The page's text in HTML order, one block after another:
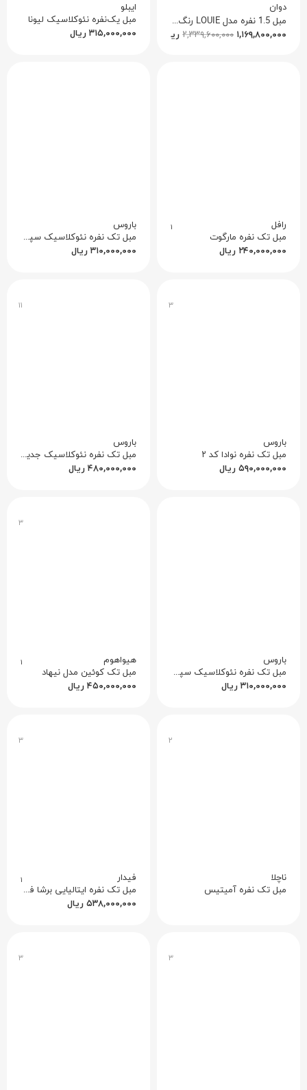
دوان
مبل 1.5 نفره مدل LOUIE رنگ صورتی-کد 519733
۲,۳۳۹,۶۰۰,۰۰۰ ۱,۱۶۹,۸۰۰,۰۰۰ ریال
ایبلو
مبل یک‌نفره نئوکلاسیک لیونا
۳۱۵,۰۰۰,۰۰۰ ریال
رافل ۱
مبل تک نفره مارگوت
۲۴۰,۰۰۰,۰۰۰ ریال
باروس
مبل تک نفره نئوکلاسیک سپند کد ۱
۳۱۰,۰۰۰,۰۰۰ ریال
۳
باروس
مبل تک نفره نوادا کد ۲
۵۹۰,۰۰۰,۰۰۰ ریال
۱۱
باروس
مبل تک نفره نئوکلاسیک جدید ساوین کد ۱
۴۸۰,۰۰۰,۰۰۰ ریال
باروس
مبل تک نفره نئوکلاسیک سپند کد ۲
۳۱۰,۰۰۰,۰۰۰ ریال
۳
هیواهوم ۱
مبل تک کوئین مدل نیهاد
۴۵۰,۰۰۰,۰۰۰ ریال
۲
ناچلا
مبل تک نفره آمیتیس
۳
فیدار ۱
مبل تک نفره ایتالیایی برشا فیدار
۵۳۸,۰۰۰,۰۰۰ ریال
۳ ۳